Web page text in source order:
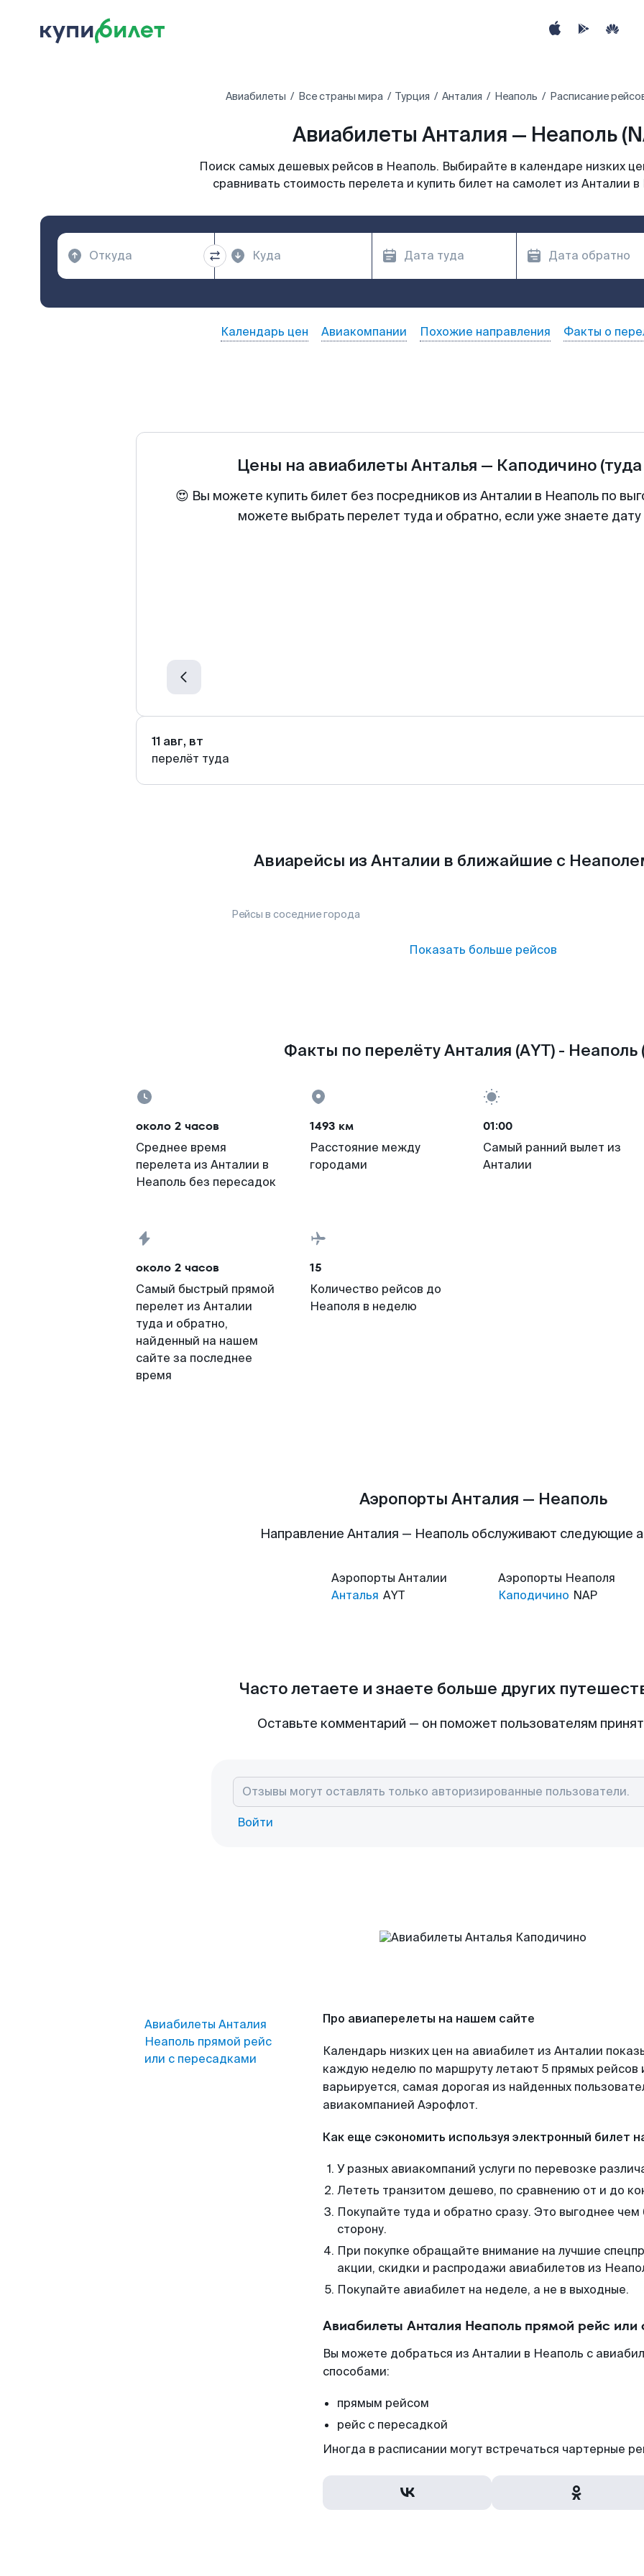
Авиабилеты Все страны мира Турция Анталия Неаполь Расписание
Авиабилеты Анталия — Неаполь
Поиск самых дешевых рейсов в Неаполь. Выбирайте в календаре низких
сравнивать стоимость перелета и купить билет на самолет из Анталии
Календарь цен Авиакомпании Похожие направления Факты о
Цены на авиабилеты Анталья — Каподичино
😍 Вы можете купить билет без посредников из Анталии в Неаполь по
можете выбрать перелет туда и обратно, если уже знаете
11 авг, вт
перелёт туда
Авиарейсы из Анталии в ближайшие с
Рейсы в соседние города
Показать больше рейсов
Факты по перелёту Анталия (AYT) - Неаполь
около 2 часов
Среднее время
перелета из Анталии в
Неаполь без пересадок
1493 км
Расстояние между
городами
01:00
Самый ранний вылет из
Анталии
около 2 часов
Самый быстрый прямой
перелет из Анталии
туда и обратно,
найденный на нашем
сайте за последнее
время
15
Количество рейсов до
Неаполя в неделю
Аэропорты Анталия — Неаполь
Направление Анталия — Неаполь обслуживают следующие
Аэропорты Анталии
Анталья AYT
Аэропорты Неаполя
Каподичино NAP
Часто летаете и знаете больше других
Оставьте комментарий — он поможет пользователям
Войти
Авиабилеты Анталия
Неаполь прямой рейс
или с пересадками
Про авиаперелеты на нашем сайте
Календарь низких цен на авиабилет из Анталии
каждую неделю по маршруту летают 5 прямых рейсов
варьируется, самая дорогая из найденных
авиакомпанией Аэрофлот.
Как еще сэкономить используя электронный билет
У разных авиакомпаний услуги по перевозке
Лететь транзитом дешево, по сравнению от и до
Покупайте туда и обратно сразу. Это выгоднее
сторону.
При покупке обращайте внимание на лучшие
акции, скидки и распродажи авиабилетов из
Покупайте авиабилет на неделе, а не в выходные.
Авиабилеты Анталия Неаполь прямой рейс
Вы можете добраться из Анталии в Неаполь с
способами:
прямым рейсом
рейс с пересадкой
Иногда в расписании могут встречаться чартерные